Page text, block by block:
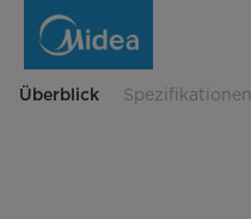
MEK45KIX
Überblick Spezifikationen